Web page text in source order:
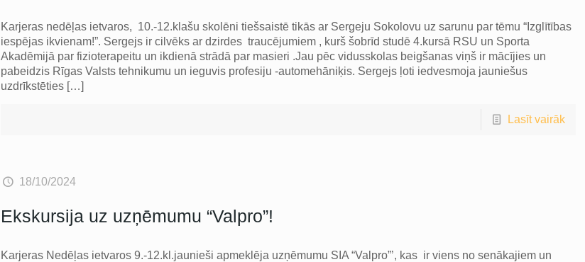
Karjeras nedēļas ietvaros, 10.-12.klašu skolēni tiešsaistē tikās ar Sergeju Sokolovu uz sarunu par tēmu “Izglītības
iespējas ikvienam!”. Sergejs ir cilvēks ar dzirdes traucējumiem , kurš šobrīd studē 4.kursā RSU un Sporta
Akadēmijā par fizioterapeitu un ikdienā strādā par masieri .Jau pēc vidusskolas beigšanas viņš ir mācījies un
pabeidzis Rīgas Valsts tehnikumu un ieguvis profesiju -automehāniķis. Sergejs ļoti iedvesmoja jauniešus
uzdrīkstēties[…]
Lasīt vairāk
18/10/2024
Ekskursija uz uzņēmumu “Valpro”!
Karjeras Nedēļas ietvaros 9.-12.kl.jaunieši apmeklēja uzņēmumu SIA “Valpro”’, kas ir viens no senākajiem un